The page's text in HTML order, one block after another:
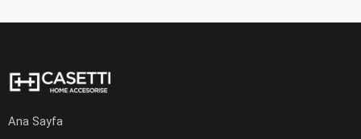
Ana Sayfa